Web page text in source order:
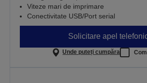
Viteze mari de imprimare
Conectivitate USB/Port serial
Solicitare apel
Unde puteți cumpăra